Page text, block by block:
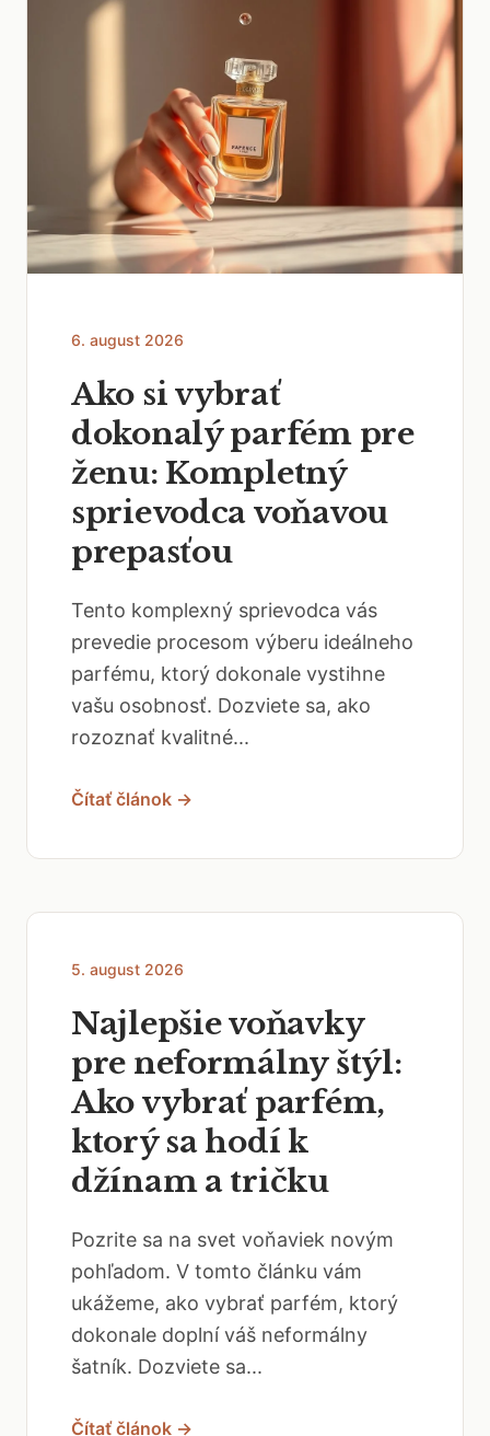
6. august 2026
Ako si vybrať
dokonalý parfém pre
ženu: Kompletný
sprievodca voňavou
prepasťou
Tento komplexný sprievodca vás
prevedie procesom výberu ideálneho
parfému, ktorý dokonale vystihne
vašu osobnosť. Dozviete sa, ako
rozoznať kvalitné...
Čítať článok →
5. august 2026
Najlepšie voňavky
pre neformálny štýl:
Ako vybrať parfém,
ktorý sa hodí k
džínam a tričku
Pozrite sa na svet voňaviek novým
pohľadom. V tomto článku vám
ukážeme, ako vybrať parfém, ktorý
dokonale doplní váš neformálny
šatník. Dozviete sa...
Čítať článok →